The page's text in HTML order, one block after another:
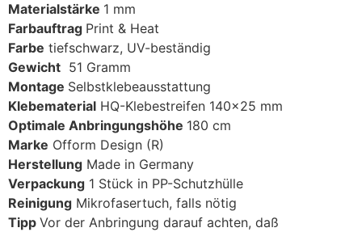
Materialstärke 1 mm
Farbauftrag Print & Heat
Farbe tiefschwarz, UV-beständig
Gewicht 51 Gramm
Montage Selbstklebeausstattung
Klebematerial HQ-Klebestreifen 140×25 mm
Optimale Anbringungshöhe 180 cm
Marke Ofform Design (R)
Herstellung Made in Germany
Verpackung 1 Stück in PP-Schutzhülle
Reinigung Mikrofasertuch, falls nötig
Tipp Vor der Anbringung darauf achten, daß